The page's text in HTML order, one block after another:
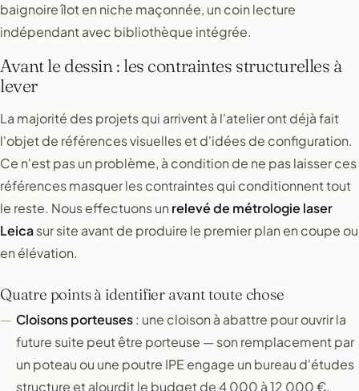
baignoire îlot en niche maçonnée, un coin lecture
indépendant avec bibliothèque intégrée.
Avant le dessin : les contraintes structurelles à
lever
La majorité des projets qui arrivent à l'atelier ont déjà fait
l'objet de références visuelles et d'idées de configuration.
Ce n'est pas un problème, à condition de ne pas laisser ces
références masquer les contraintes qui conditionnent tout
le reste. Nous effectuons un relevé de métrologie laser
Leicasur site avant de produire le premier plan en coupe ou
en élévation.
Quatre points à identifier avant toute chose
Cloisons porteuses: une cloison à abattre pour ouvrir la
future suite peut être porteuse — son remplacement par
un poteau ou une poutre IPE engage un bureau d'études
structure et alourdit le budget de 4 000 à 12 000 €.